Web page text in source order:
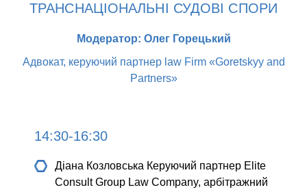
ТРАНСНАЦІОНАЛЬНІ СУДОВІ СПОРИ
Модератор: Олег Горецький
Адвокат, керуючий партнер law Firm «Goretskyy and
Partners»
14:30-16:30
Діана Козловська Керуючий партнер Elite
Consult Group Law Company, арбітражний